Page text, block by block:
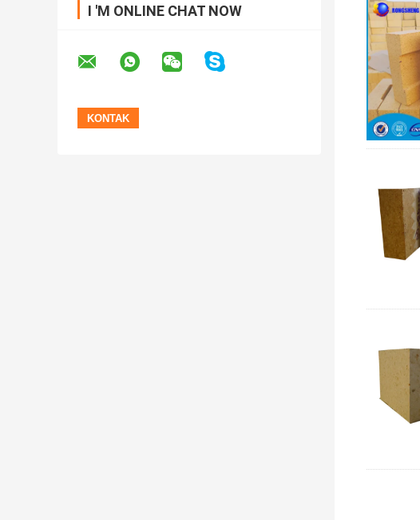
I 'M ONLINE CHAT NOW